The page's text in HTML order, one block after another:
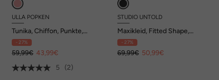
ULLA POPKEN
Tunika, Chiffon, Punkte,
Oversized, V-Ausschnitt,
Halbarm
- 27%
59,99€ 43,99€
5
(2)
STUDIO UNTOLD
Maxikleid, Fitted Shape,
Spitze, blickdichtes
Unterkleid
- 27%
69,99€ 50,99€